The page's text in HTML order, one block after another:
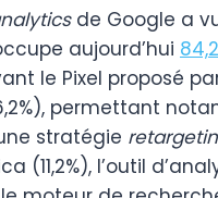
de Google a
aujourd’hui
le Pixel proposé
permettant
stratégie
(11,2%), l’outil